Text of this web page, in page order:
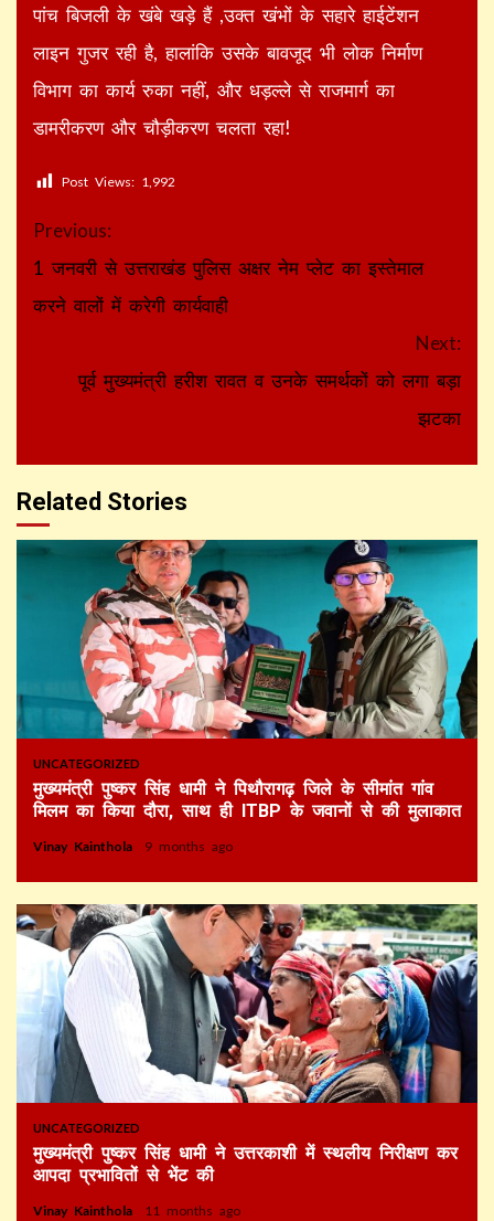
पांच बिजली के खंबे खड़े हैं ,उक्त खंभों के सहारे हाईटेंशन
लाइन गुजर रही है, हालांकि उसके बावजूद भी लोक निर्माण
विभाग का कार्य रुका नहीं, और धड़ल्ले से राजमार्ग का
डामरीकरण और चौड़ीकरण चलता रहा!
Post Views: 1,992
Continue
Reading
Previous:
1 जनवरी से उत्तराखंड पुलिस अक्षर नेम प्लेट का इस्तेमाल
करने वालों में करेगी कार्यवाही
Next:
पूर्व मुख्यमंत्री हरीश रावत व उनके समर्थकों को लगा बड़ा
झटका
Related Stories
UNCATEGORIZED
मुख्यमंत्री पुष्कर सिंह धामी ने पिथौरागढ़ जिले के सीमांत गांव
मिलम का किया दौरा, साथ ही ITBP के जवानों से की मुलाकात
Vinay Kainthola 9 months ago
UNCATEGORIZED
मुख्यमंत्री पुष्कर सिंह धामी ने उत्तरकाशी में स्थलीय निरीक्षण कर
आपदा प्रभावितों से भेंट की
Vinay Kainthola 11 months ago